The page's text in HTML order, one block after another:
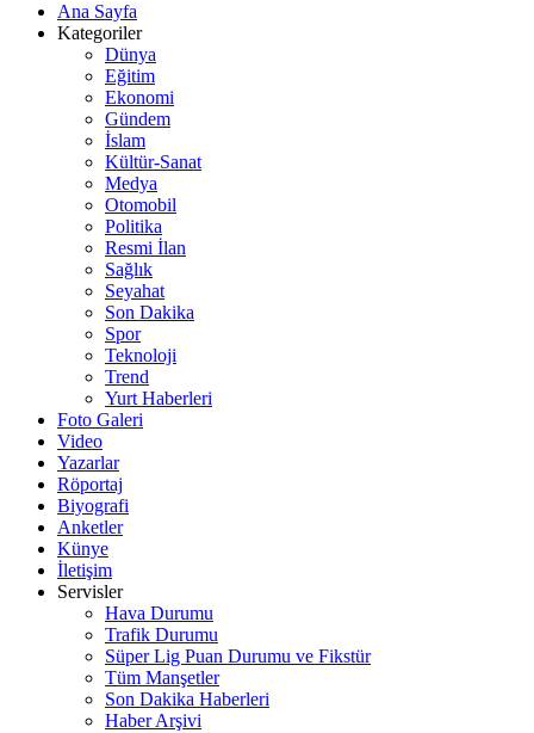
Ana Sayfa
Kategoriler
Dünya
Eğitim
Ekonomi
Gündem
İslam
Kültür-Sanat
Medya
Otomobil
Politika
Resmi İlan
Sağlık
Seyahat
Son Dakika
Spor
Teknoloji
Trend
Yurt Haberleri
Foto Galeri
Video
Yazarlar
Röportaj
Biyografi
Anketler
Künye
İletişim
Servisler
Hava Durumu
Trafik Durumu
Süper Lig Puan Durumu ve Fikstür
Tüm Manşetler
Son Dakika Haberleri
Haber Arşivi